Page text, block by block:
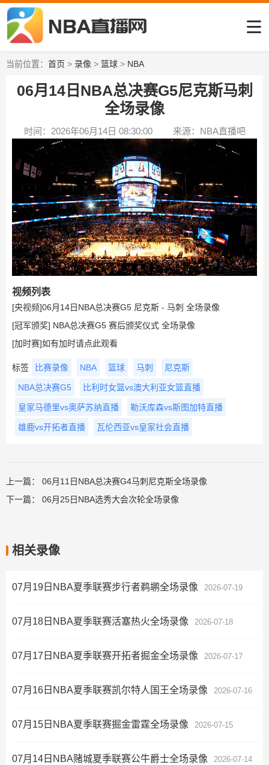
当前位置： 首页 > 录像 > 篮球 > NBA
06月14日NBA总决赛G5尼克斯马刺
全场录像
时间：2026年06月14日 08:30:00 来源：NBA直播吧
视频列表
[央视频]06月14日NBA总决赛G5 尼克斯 - 马刺 全场录像
[冠军颁奖] NBA总决赛G5 赛后颁奖仪式 全场录像
[加时赛]如有加时请点此观看
标签 比赛录像 NBA 篮球 马刺 尼克斯
NBA总决赛G5 比利时女篮vs澳大利亚女篮直播
皇家马德里vs奥萨苏纳直播 勒沃库森vs斯图加特直播
雄鹿vs开拓者直播 瓦伦西亚vs皇家社会直播
上一篇： 06月11日NBA总决赛G4马刺尼克斯全场录像
下一篇： 06月25日NBA选秀大会次轮全场录像
相关录像
07月19日NBA夏季联赛步行者鹈鹕全场录像 2026-07-19
07月18日NBA夏季联赛活塞热火全场录像 2026-07-18
07月17日NBA夏季联赛开拓者掘金全场录像 2026-07-17
07月16日NBA夏季联赛凯尔特人国王全场录像 2026-07-16
07月15日NBA夏季联赛掘金雷霆全场录像 2026-07-15
07月14日NBA赌城夏季联赛公牛爵士全场录像 2026-07-14